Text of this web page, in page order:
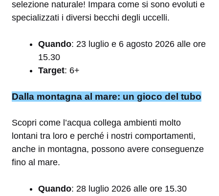
selezione naturale! Impara come si sono evoluti e
specializzati i diversi becchi degli uccelli.
Quando: 23 luglio e 6 agosto 2026 alle ore
15.30
Target: 6+
Dalla montagna al mare: un gioco del tubo
Scopri come l’acqua collega ambienti molto
lontani tra loro e perché i nostri comportamenti,
anche in montagna, possono avere conseguenze
fino al mare.
Quando: 28 luglio 2026 alle ore 15.30